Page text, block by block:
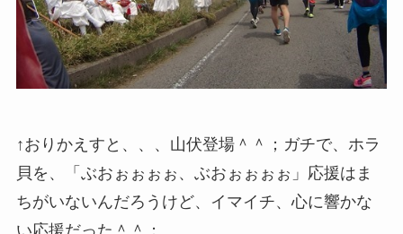
↑おりかえすと、、、山伏登場＾＾；ガチで、ホラ
貝を、「ぶおぉぉぉぉ、ぶおぉぉぉぉ」応援はま
ちがいないんだろうけど、イマイチ、心に響かな
い応援だった＾＾；